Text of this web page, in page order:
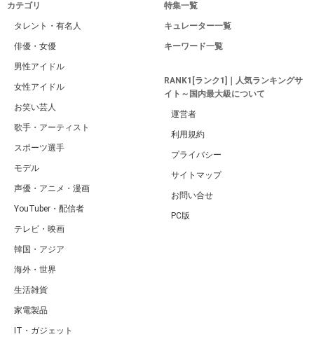
カテゴリ
タレント・有名人
俳優・女優
男性アイドル
女性アイドル
お笑い芸人
歌手・アーティスト
スポーツ選手
モデル
声優・アニメ・漫画
YouTuber・配信者
テレビ・映画
韓国・アジア
海外・世界
生活雑貨
家電製品
IT・ガジェット
特集一覧
キュレーター一覧
キーワード一覧
RANK1[ランク1]｜人気ランキングサ
イト～国内最大級について
運営者
利用規約
プライバシー
サイトマップ
お問い合せ
PC版